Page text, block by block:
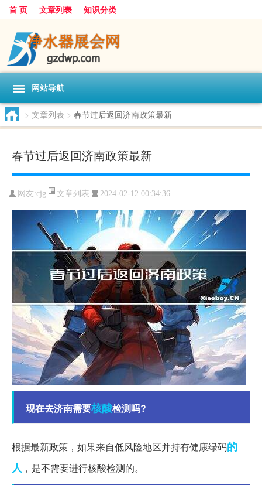
首 页 文章列表 知识分类
网站导航
> 文章列表 > 春节过后返回济南政策最新
春节过后返回济南政策最新
网友:cjg 文章列表 2024-02-12 00:34:36
现在去济南需要核酸检测吗?
根据最新政策，如果来自低风险地区并持有健康绿码的
人 ，是不需要进行核酸检测的。